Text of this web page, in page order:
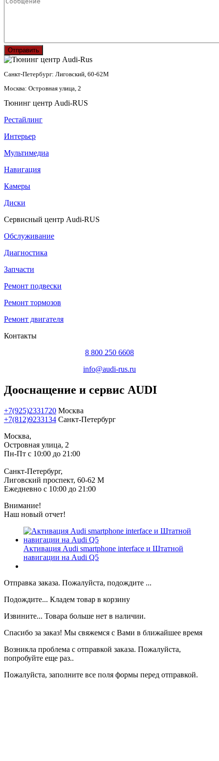
Отправить
Санкт-Петербург: Лиговский, 60-62М
Москва: Островная улица, 2
Тюнинг центр Audi-RUS
Рестайлинг
Интерьер
Мультимедиа
Навигация
Камеры
Диски
Сервисный центр Audi-RUS
Обслуживание
Диагностика
Запчасти
Ремонт подвески
Ремонт тормозов
Ремонт двигателя
Контакты
8 800 250 6608
info@audi-rus.ru
Дооснащение и сервис AUDI
+7(925)2331720 Москва
+7(812)9233134 Санкт-Петербург
Москва,
Островная улица, 2
Пн-Пт с 10:00 до 21:00
Санкт-Петербург,
Лиговский проспект, 60-62 М
Ежедневно с 10:00 до 21:00
Внимание!
Наш новый отчет!
Активация Audi smartphone interface и Штатной
навигации на Audi Q5
Отправка заказа. Пожалуйста, подождите ...
Подождите... Кладем товар в корзину
Извините... Товара больше нет в наличии.
Спасибо за заказ! Мы свяжемся с Вами в ближайшее время
Возникла проблема с отправкой заказа. Пожалуйста,
попробуйте еще раз..
Пожалуйста, заполните все поля формы перед отправкой.